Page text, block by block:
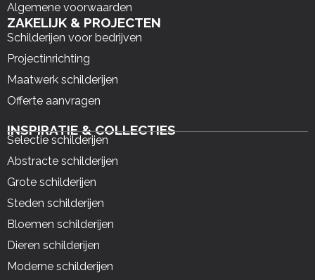
Algemene voorwaarden
ZAKELIJK & PROJECTEN
Schilderijen voor bedrijven
Projectinrichting
Maatwerk schilderijen
Offerte aanvragen
INSPIRATIE & COLLECTIES
Selectie schilderijen
Abstracte schilderijen
Grote schilderijen
Steden schilderijen
Bloemen schilderijen
Dieren schilderijen
Moderne schilderijen